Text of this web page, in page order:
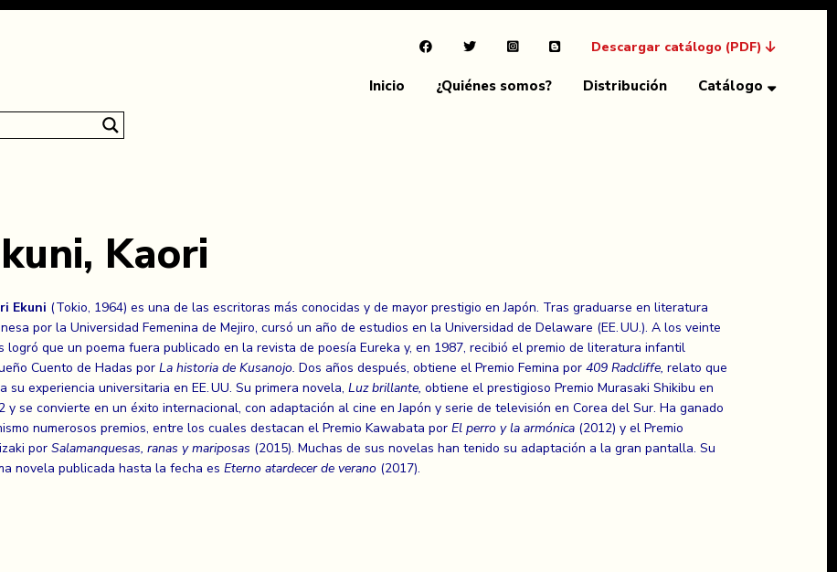
Descargar catálogo (PDF)
Inicio ¿Quiénes somos? Distribución Catálogo
Kaori
Ekuni (Tokio, 1964) es una de las escritoras más conocidas y de mayor prestigio en Japón. Tras graduarse en literatura
por la Universidad Femenina de Mejiro, cursó un año de estudios en la Universidad de Delaware (EE. UU.). A los veinte
logró que un poema fuera publicado en la revista de poesía Eureka y, en 1987, recibió el premio de literatura infantil
Cuento de Hadas por La historia de Kusanojo. Dos años después, obtiene el Premio Femina por 409 Radcliffe, relato que
su experiencia universitaria en EE. UU. Su primera novela, Luz brillante, obtiene el prestigioso Premio Murasaki Shikibu en
y se convierte en un éxito internacional, con adaptación al cine en Japón y serie de televisión en Corea del Sur. Ha ganado
numerosos premios, entre los cuales destacan el Premio Kawabata por El perro y la armónica (2012) y el Premio
por Salamanquesas, ranas y mariposas (2015). Muchas de sus novelas han tenido su adaptación a la gran pantalla. Su
novela publicada hasta la fecha es Eterno atardecer de verano (2017).